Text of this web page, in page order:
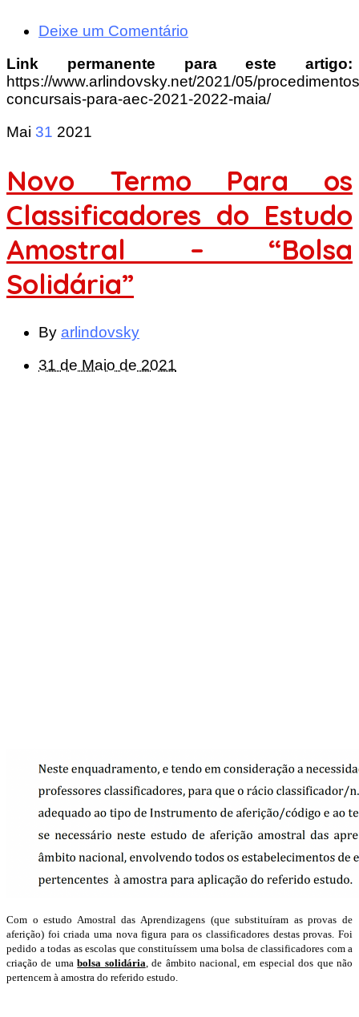
Deixe um Comentário
Link permanente para este artigo:
https://www.arlindovsky.net/2021/05/
concursais-para-aec-2021-2022-maia/
Mai 31 2021
Novo Termo Para os
Classificadores do Estudo
Amostral – “Bolsa
Solidária”
By arlindovsky
31 de Maio de 2021
Com o estudo Amostral das Aprendizagens (que substituíram as provas de
aferição) foi criada uma nova figura para os classificadores destas provas. Foi
pedido a todas as escolas que constituíssem uma bolsa de classificadores com a
criação de umabolsa solidária, de âmbito nacional, em especial dos que não
pertencem à amostra do referido estudo.